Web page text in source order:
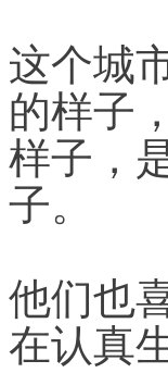
这个城
的样子
样子，
子。
他们也
在认真